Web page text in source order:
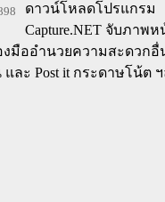
ดาวน์โหลดโปรแกรม
Capture.NET จับภาพ
มืออำนวยความสะดวกอื่
ละ Post it กระดาษโน้ต